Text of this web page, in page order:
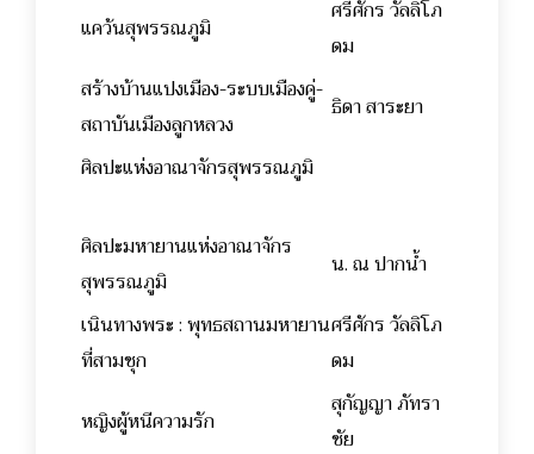
แคว้นสุพรรณภูมิ
ศรีศักร วัลลิโภ
ดม
สร้างบ้านแปงเมือง-ระบบเมืองคู่-
สถาบันเมืองลูกหลวง
ธิดา สาระยา
ศิลปะแห่งอาณาจักรสุพรรณภูมิ
ศิลปะมหายานแห่งอาณาจักร
สุพรรณภูมิ
น. ณ ปากน้ำ
เนินทางพระ : พุทธสถานมหายาน
ที่สามชุก
ศรีศักร วัลลิโภ
ดม
หญิงผู้หนีความรัก
สุกัญญา ภัทรา
ชัย